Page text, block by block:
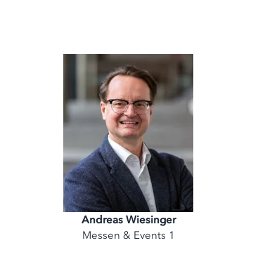
Andreas Wiesinger
Messen & Events 1